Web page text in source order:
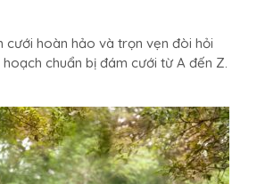
hoàn hảo và trọn vẹn đòi hỏi
chuẩn bị đám cưới từ A đến Z.